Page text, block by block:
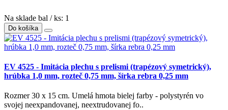
Na sklade bal / ks: 1
Do košíka
EV 4525 - Imitácia plechu s prelismi (trapézový symetrický),
hrúbka 1,0 mm, rozteč 0,75 mm, šírka rebra 0,25 mm
Rozmer 30 x 15 cm. Umelá hmota bielej farby - polystyrén vo
svojej neexpandovanej, neextrudovanej fo..